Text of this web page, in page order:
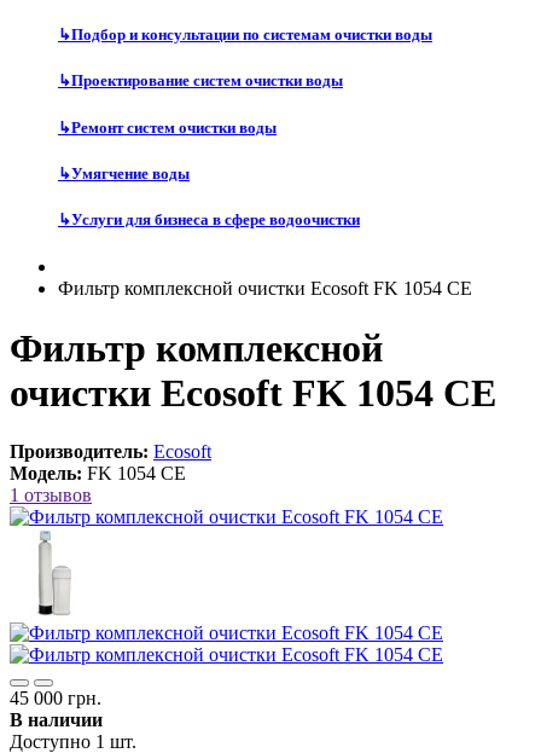
↳Подбор и консультации по системам очистки воды
↳Проектирование систем очистки воды
↳Ремонт систем очистки воды
↳Умягчение воды
↳Услуги для бизнеса в сфере водоочистки
Фильтр комплексной очистки Ecosoft FK 1054 CE
Фильтр комплексной
очистки Ecosoft FK 1054 CE
Производитель: Ecosoft
Модель: FK 1054 CE
1 отзывов
45 000 грн.
В наличии
Доступно 1 шт.